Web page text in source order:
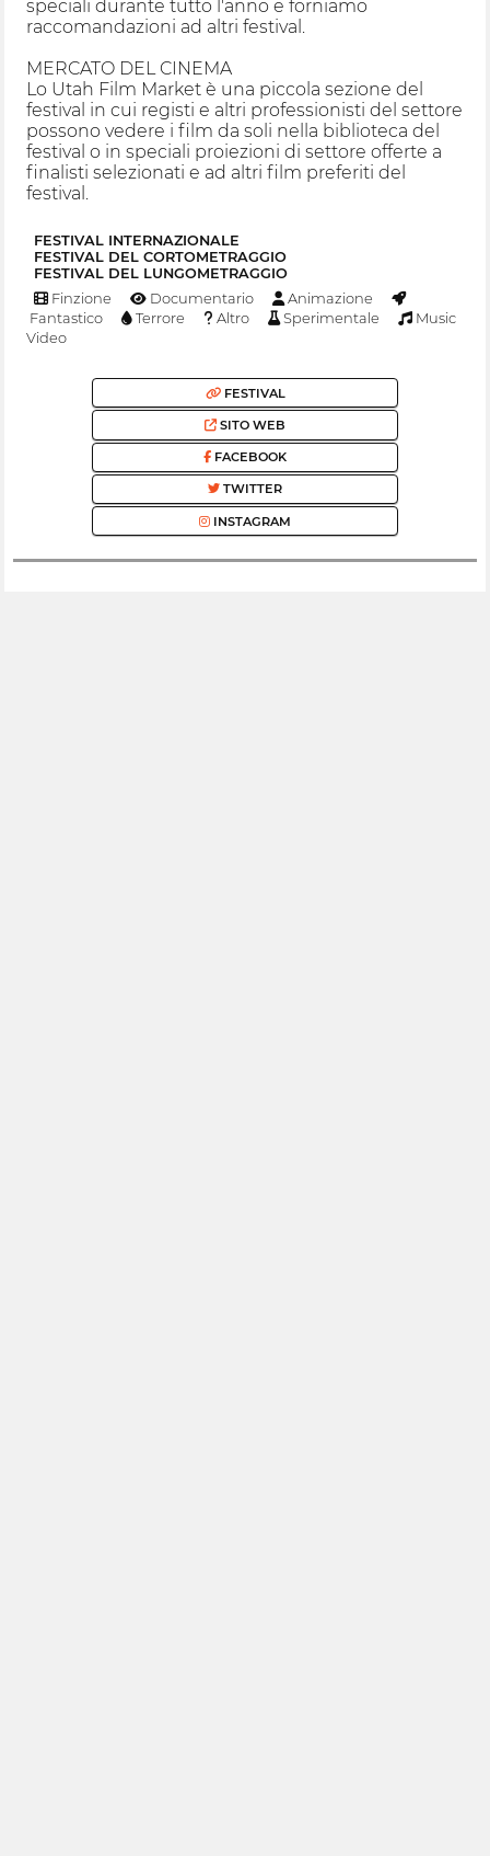
speciali durante tutto l'anno e forniamo
raccomandazioni ad altri festival.
MERCATO DEL CINEMA
Lo Utah Film Market è una piccola sezione del
festival in cui registi e altri professionisti del settore
possono vedere i film da soli nella biblioteca del
festival o in speciali proiezioni di settore offerte a
finalisti selezionati e ad altri film preferiti del
festival.
FESTIVAL INTERNAZIONALE
FESTIVAL DEL CORTOMETRAGGIO
FESTIVAL DEL LUNGOMETRAGGIO
Finzione Documentario
Animazione
Fantastico
Terrore Altro Sperimentale
Music
Video
FESTIVAL
SITO WEB
FACEBOOK
TWITTER
INSTAGRAM